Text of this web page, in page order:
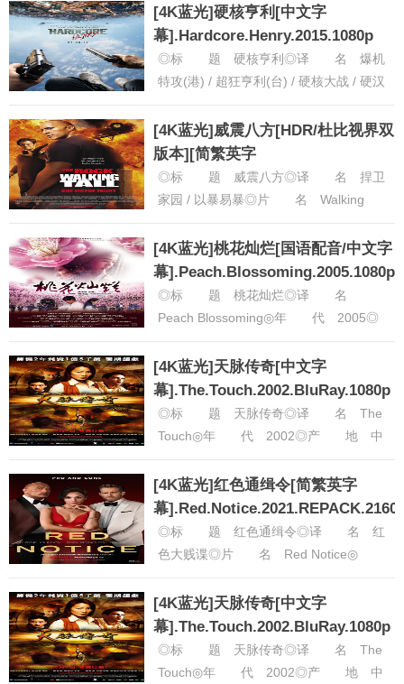
产 地...... [详细]
[4K蓝光]硬核亨利[中文字
幕].Hardcore.Henry.2015.1080p
◎标 题 硬核亨利◎译 名 爆机
特攻(港) / 超狂亨利(台) / 硬核大战 / 硬汉
细]
[4K蓝光]威震八方[HDR/杜比视界双
版本][简繁英字
幕].2004.USA.BluRay.2160p
◎标 题 威震八方◎译 名 捍卫
家园 / 以暴易暴◎片 名 Walking
◎类 别 动...... [详细]
[4K蓝光]桃花灿烂[国语配音/中文字
幕].Peach.Blossoming.2005.1080p.
◎标 题 桃花灿烂◎译 名
Peach Blossoming◎年 代 2005◎
爱情◎语 言...... [详细]
[4K蓝光]天脉传奇[中文字
幕].The.Touch.2002.BluRay.1080p
◎标 题 天脉传奇◎译 名 The
Touch◎年 代 2002◎产 地 中
别 动作...... [详细]
[4K蓝光]红色通缉令[简繁英字
幕
◎标 题 红色通缉令◎译 名 红
色大贱谍◎片 名 Red Notice◎
类 别 喜剧 / 动作...... [详细]
[4K蓝光]天脉传奇[中文字
幕].The.Touch.2002.BluRay.1080p
◎标 题 天脉传奇◎译 名 The
Touch◎年 代 2002◎产 地 中